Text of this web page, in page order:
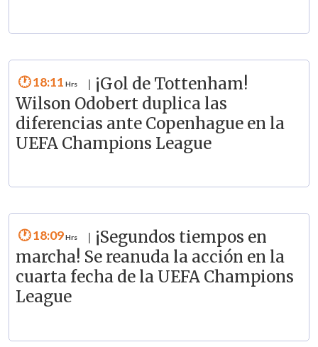
18:11
¡Gol de Tottenham!
Wilson Odobert duplica las
diferencias ante Copenhague en la
UEFA Champions League
18:09
¡Segundos tiempos en
marcha! Se reanuda la acción en la
cuarta fecha de la UEFA Champions
League